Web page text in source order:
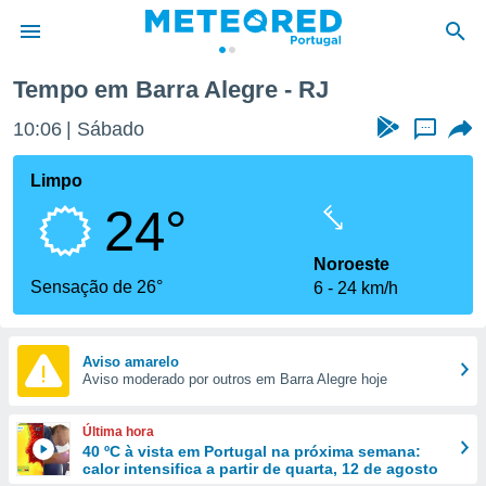
da
foi
fornecidas
a este
das
e
forma
digital
Tempo em Barra Alegre - RJ
10:06 Sábado ...
Limpo
24°
Sensação de 26°
Noroeste
6
24 km/h
Aviso amarelo
Aviso moderado por outros em Barra Alegre hoje
Última hora
40 ºC à vista em Portugal na próxima semana:
calor intensifica a partir de quarta, 12 de agosto